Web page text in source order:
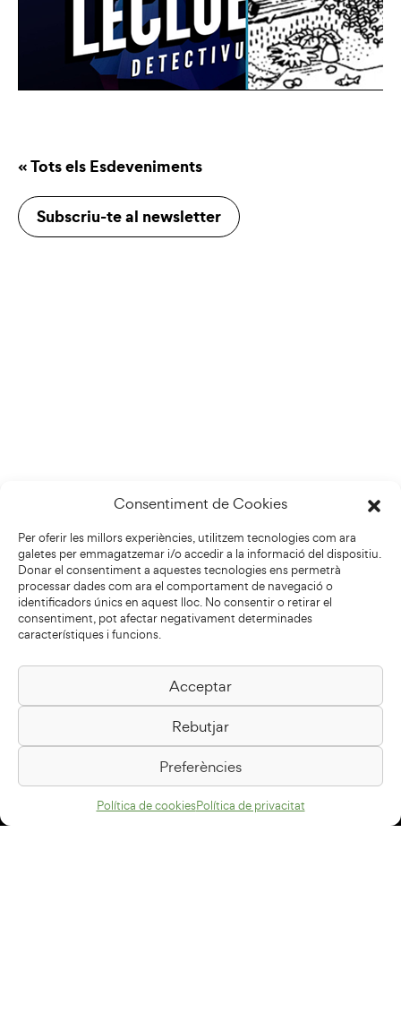
Consentiment de Cookies
Per oferir les millors experiències, utilitzem tecnologies com ara
galetes per emmagatzemar i/o accedir a la informació del dispositiu.
Donar el consentiment a aquestes tecnologies ens permetrà
processar dades com ara el comportament de navegació o
identificadors únics en aquest lloc. No consentir o retirar el
consentiment, pot afectar negativament determinades
característiques i funcions.
Acceptar
Rebutjar
Preferències
Política de cookiesPolítica de privacitat
« Tots els Esdeveniments
Subscriu-te al newsletter
Biblioteca Pilarin Bayés
Passeig de la Generalitat, 1
08500 Vic